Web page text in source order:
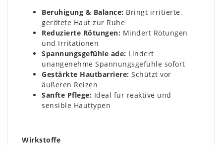
Beruhigung & Balance: Bringt irritierte,
gerötete Haut zur Ruhe
Reduzierte Rötungen: Mindert Rötungen
und Irritationen
Spannungsgefühle ade: Lindert
unangenehme Spannungsgefühle sofort
Gestärkte Hautbarriere: Schützt vor
äußeren Reizen
Sanfte Pflege: Ideal für reaktive und
sensible Hauttypen
Wirkstoffe